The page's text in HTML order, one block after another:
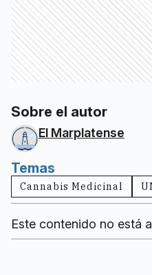
Sobre el autor
El Marplatense
Temas
Cannabis Medicinal
Este contenido no está